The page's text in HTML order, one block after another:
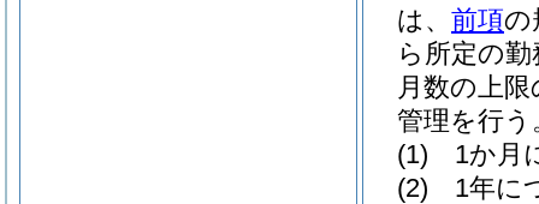
は、 前項の
ら所定の
月数の上
管理を行う
(1)
1か月
(2)
1年に